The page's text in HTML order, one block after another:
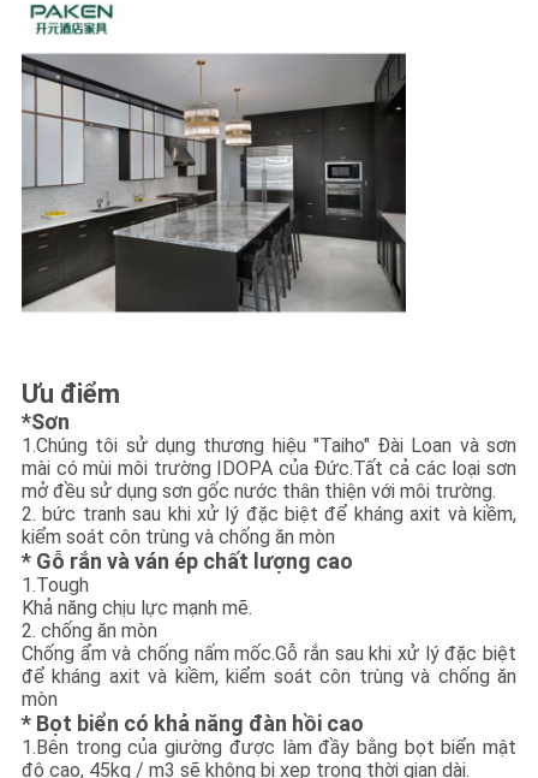
Ưu điểm
*Sơn
1.Chúng tôi sử dụng thương hiệu "Taiho" Đài Loan và sơn
mài có mùi môi trường IDOPA của Đức.Tất cả các loại sơn
mở đều sử dụng sơn gốc nước thân thiện với môi trường.
2. bức tranh sau khi xử lý đặc biệt để kháng axit và kiềm,
kiểm soát côn trùng và chống ăn mòn
* Gỗ rắn và ván ép chất lượng cao
1.Tough
Khả năng chịu lực mạnh mẽ.
2. chống ăn mòn
Chống ẩm và chống nấm mốc.Gỗ rắn sau khi xử lý đặc biệt
để kháng axit và kiềm, kiểm soát côn trùng và chống ăn
mòn
* Bọt biển có khả năng đàn hồi cao
1.Bên trong của giường được làm đầy bằng bọt biển mật
độ cao, 45kg / m3 sẽ không bị xẹp trong thời gian dài.